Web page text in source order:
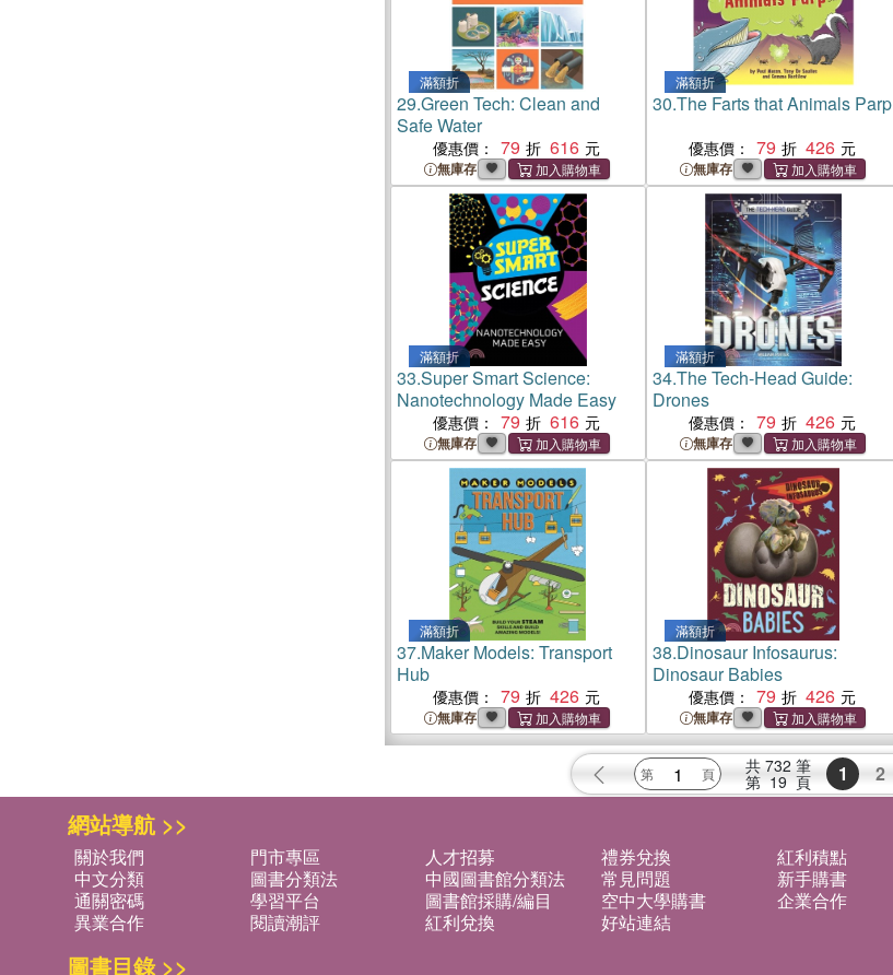
滿額折
29.Green Tech: Clean and
Safe Water
優惠價： 79 616
無庫存
滿額折
30.The Farts that Animals Parp
優惠價： 79 426
無庫存
滿額折
33.Super Smart Science:
Nanotechnology Made Easy
優惠價： 79 616
無庫存
滿額折
34.The Tech-Head Guide:
Drones
優惠價： 79 426
無庫存
滿額折
37.Maker Models: Transport
Hub
優惠價： 79 426
無庫存
滿額折
38.Dinosaur Infosaurus:
Dinosaur Babies
優惠價： 79 426
無庫存
共 732 筆
第 19 頁 1 2
網站導航 >>
關於我們 門市專區 人才招募 禮券兌換
紅利積點
中文分類
圖書分類法 中國圖書館分類法 常見問題
新手購書
通關密碼
學習平台 圖書館採購/編目 空中大學購書
企業合作
異業合作
閱讀潮評 紅利兌換 好站連結
圖書目錄 >>